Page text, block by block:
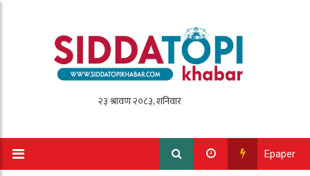
Epaper